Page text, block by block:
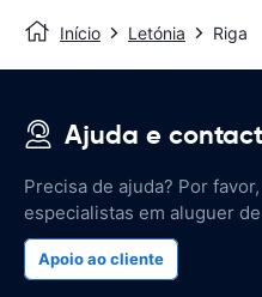
Início Letónia Riga
Ajuda e
Precisa de ajuda? Por
especialistas em aluguer
Apoio ao cliente